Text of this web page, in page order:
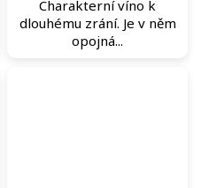
Charakterní víno k
dlouhému zrání. Je v něm
opojná...